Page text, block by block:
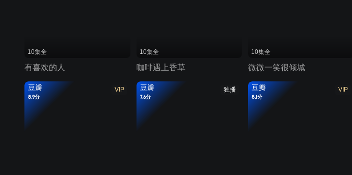
10集全
有喜欢的人
10集全
咖啡遇上香草
10集全
微微一笑很倾城
VIP
豆瓣
8.9分
独播
豆瓣
7.6分
VIP
豆瓣
8.1分